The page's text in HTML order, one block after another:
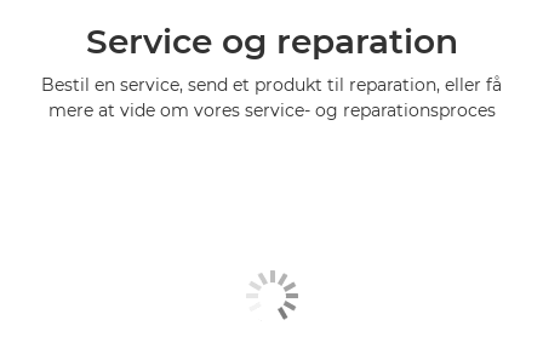
Service og reparation
Bestil en service, send et produkt til reparation, eller få
mere at vide om vores service- og reparationsproces